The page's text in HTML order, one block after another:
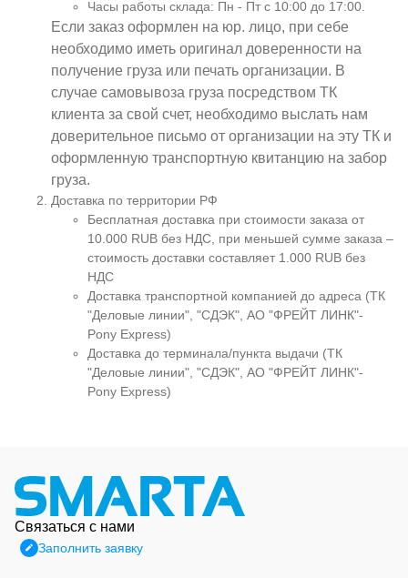
Часы работы склада: Пн - Пт с 10:00 до 17:00.
Если заказ оформлен на юр. лицо, при себе
необходимо иметь оригинал доверенности на
получение груза или печать организации. В
случае самовывоза груза посредством ТК
клиента за свой счет, необходимо выслать нам
доверительное письмо от организации на эту ТК и
оформленную транспортную квитанцию на забор
груза.
Доставка по территории РФ
Бесплатная доставка при стоимости заказа от
10.000 RUB без НДС, при меньшей сумме заказа –
стоимость доставки составляет 1.000 RUB без
НДС
Доставка транспортной компанией до адреса (ТК
"Деловые линии", "СДЭК", АО "ФРЕЙТ ЛИНК"-
Pony Express)
Доставка до терминала/пункта выдачи (ТК
"Деловые линии", "СДЭК", АО "ФРЕЙТ ЛИНК"-
Pony Express)
Связаться с нами
Заполнить заявку